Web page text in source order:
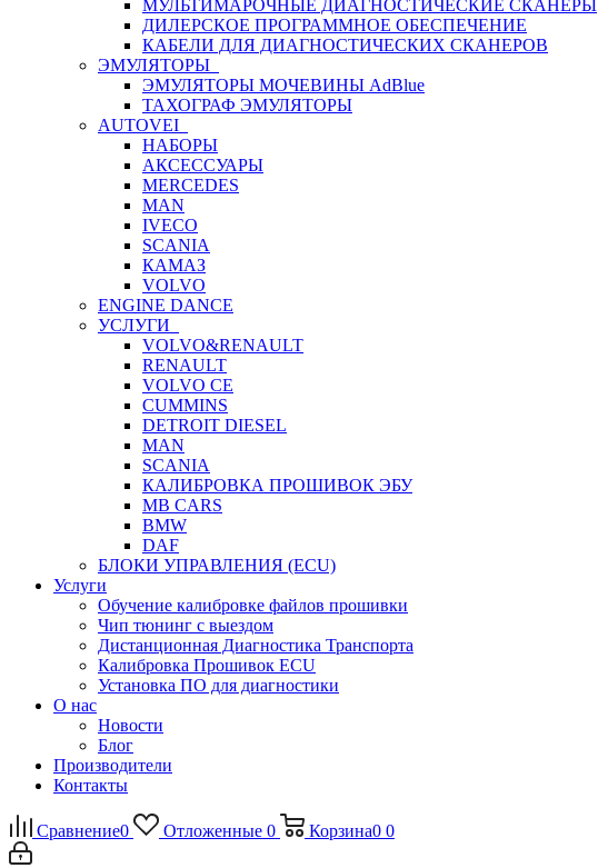
МУЛЬТИМАРОЧНЫЕ ДИАГНОСТИЧЕСКИЕ СКАНЕРЫ
ДИЛЕРСКОЕ ПРОГРАММНОЕ ОБЕСПЕЧЕНИЕ
КАБЕЛИ ДЛЯ ДИАГНОСТИЧЕСКИХ СКАНЕРОВ
ЭМУЛЯТОРЫ
ЭМУЛЯТОРЫ МОЧЕВИНЫ АdBlue
ТАХОГРАФ ЭМУЛЯТОРЫ
AUTOVEI
НАБОРЫ
АКСЕССУАРЫ
MERCEDES
MAN
IVECO
SCANIA
КАМАЗ
VOLVO
ENGINE DANCE
УСЛУГИ
VOLVO&RENAULT
RENAULT
VOLVO CE
CUMMINS
DETROIT DIESEL
MAN
SCANIA
КАЛИБРОВКА ПРОШИВОК ЭБУ
MB CARS
BMW
DAF
БЛОКИ УПРАВЛЕНИЯ (ECU)
Услуги
Обучение калибровке файлов прошивки
Чип тюнинг с выездом
Дистанционная Диагностика Транспорта
Калибровка Прошивок ECU
Установка ПО для диагностики
О нас
Новости
Блог
Производители
Контакты
Сравнение0 Отложенные 0 Корзина0 0